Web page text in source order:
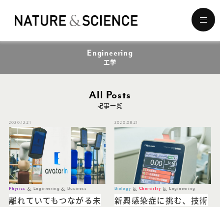
ュ
Engineering
工学
All Posts
記事一覧
Physics Engineering Business
2020.12.21
離れていてもつながる未
Biology Chemistry Engineering
2020.08.21
新興感染症に挑む、技術